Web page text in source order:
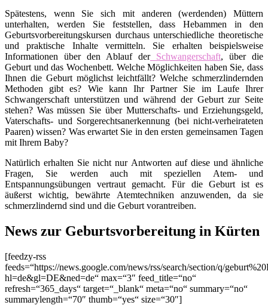
Spätestens, wenn Sie sich mit anderen (werdenden) Müttern
unterhalten, werden Sie feststellen, dass Hebammen in den
Geburtsvorbereitungskursen durchaus unterschiedliche theoretische
und praktische Inhalte vermitteln. Sie erhalten beispielsweise
Informationen über den Ablauf derSchwangerschaft, über die
Geburt und das Wochenbett. Welche Möglichkeiten haben Sie, dass
Ihnen die Geburt möglichst leichtfällt? Welche schmerzlindernden
Methoden gibt es? Wie kann Ihr Partner Sie im Laufe Ihrer
Schwangerschaft unterstützen und während der Geburt zur Seite
stehen? Was müssen Sie über Mutterschafts- und Erziehungsgeld,
Vaterschafts- und Sorgerechtsanerkennung (bei nicht-verheirateten
Paaren) wissen? Was erwartet Sie in den ersten gemeinsamen Tagen
mit Ihrem Baby?
Natürlich erhalten Sie nicht nur Antworten auf diese und ähnliche
Fragen, Sie werden auch mit speziellen Atem- und
Entspannungsübungen vertraut gemacht. Für die Geburt ist es
äußerst wichtig, bewährte Atemtechniken anzuwenden, da sie
schmerzlindernd sind und die Geburt vorantreiben.
News zur Geburtsvorbereitung in Kürten
[feedzy-rss
feeds=“https://news.google.com/news/rss/search/section/q/
hl=de&gl=DE&ned=de“ max=“3″ feed_title=“no“
refresh=“365_days“ target=“_blank“ meta=“no“ summary=“no“
summarylength=“70″ thumb=“yes“ size=“30″]